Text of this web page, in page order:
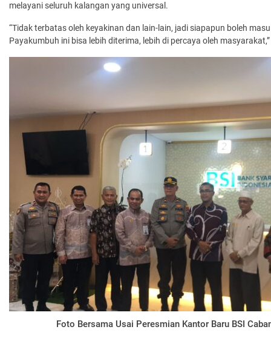
melayani seluruh kalangan yang universal.
“Tidak terbatas oleh keyakinan dan lain-lain, jadi siapapun boleh
Payakumbuh ini bisa lebih diterima, lebih di percaya oleh
Foto Bersama Usai Peresmian Kantor Baru BSI